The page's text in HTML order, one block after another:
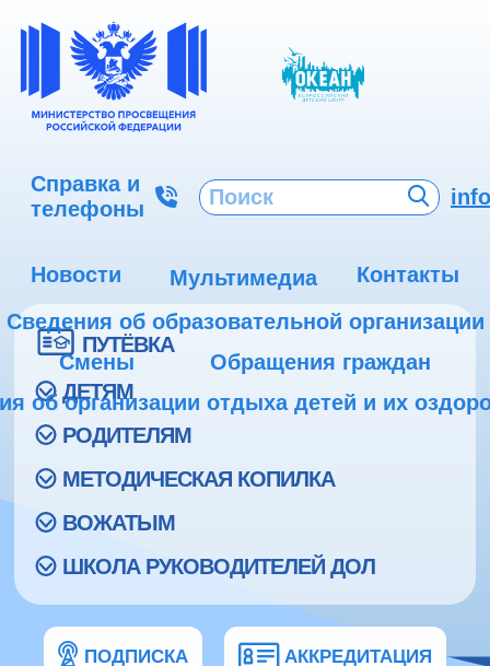
Справка и
телефоны
Новости Мультимедиа
Контакты
Сведения об образовательной организации
Смены
Обращения граждан
об организации отдыха детей и их
ПУТЁВКА
ДЕТЯМ
РОДИТЕЛЯМ
МЕТОДИЧЕСКАЯ КОПИЛКА
ВОЖАТЫМ
ШКОЛА РУКОВОДИТЕЛЕЙ ДОЛ
ПОДПИСКА АККРЕДИТАЦИЯ